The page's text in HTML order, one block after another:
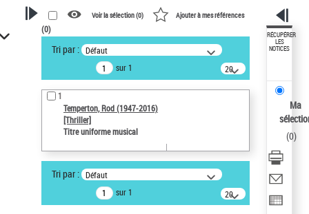
VOTRE RECHERCHE
Recherche avancée dans les
notices d’autorité
Œuvres liées à l'auteur :
Temperton, Rod (1947-2016)
Auteur d’œuvre
Type de notice d'autorité
Titre uniforme musical
Statut de la notice d’autorité
Voir la sélection (0) Ajouter à mes références
(0)
Tri par : Défaut
sur 1
20
résultats/page
1
Temperton, Rod (1947-2016)
[Thriller]
Titre uniforme musical
Tri par : Défaut
sur 1
20
résultats/page
RÉCUPÉRER
LES
NOTICES
Ma
(0)